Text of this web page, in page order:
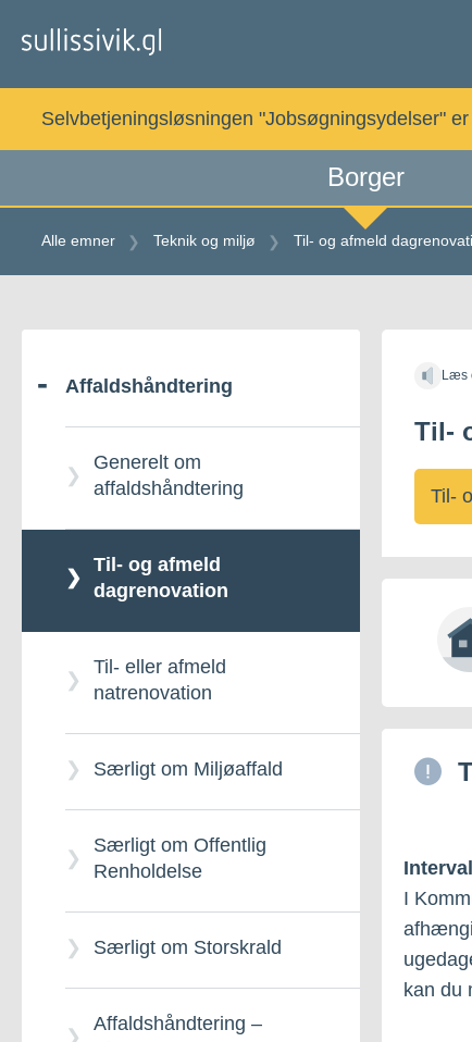
Selvbetjeningsløsningen "Jobsøgningsydelser"
Borger
Alle emner Teknik og miljø Til- og afmeld
indholdetAffaldshåndtering
Generelt om
affaldshåndtering
Til- og afmeld
dagrenovation
Til- eller afmeld
natrenovation
Særligt om Miljøaffald
Særligt om Offentlig
Renholdelse
Særligt om Storskrald
Affaldshåndtering –
Læs
Til-
Til-
Interval
I
kan du